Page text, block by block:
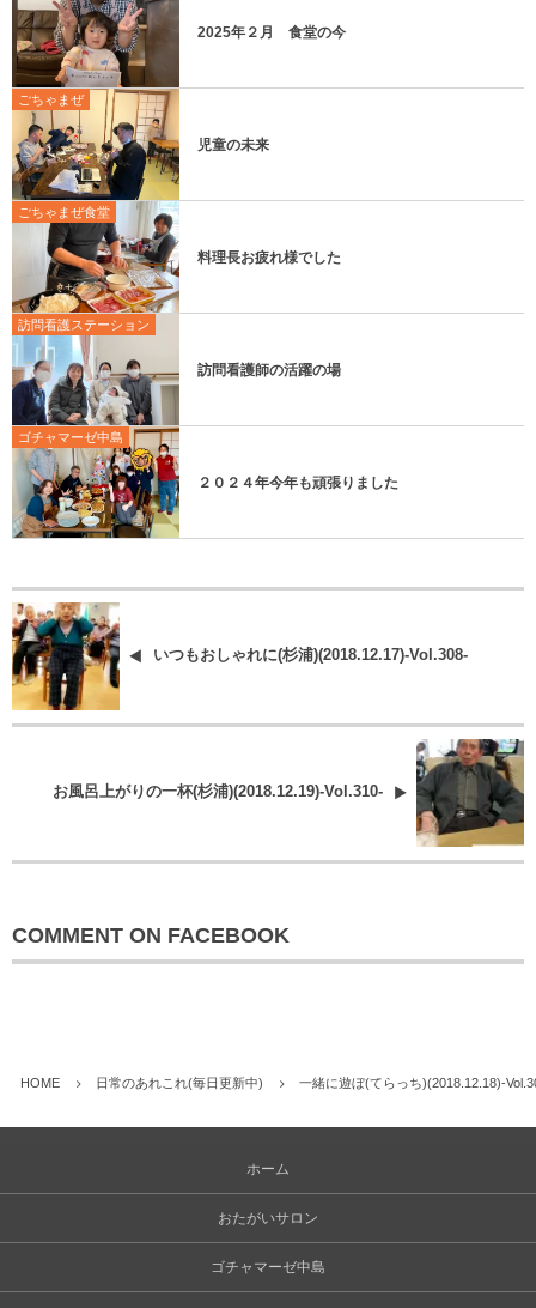
2025年２月 食堂の今
ごちゃまぜ
児童の未来
ごちゃまぜ食堂
料理長お疲れ様でした
訪問看護ステーション
訪問看護師の活躍の場
ゴチャマーゼ中島
２０２４年今年も頑張りました
いつもおしゃれに(杉浦)(2018.12.17)-Vol.308-
お風呂上がりの一杯(杉浦)(2018.12.19)-Vol.310-
COMMENT ON FACEBOOK
HOME 日常のあれこれ(毎日更新中) 一緒に遊ぼ(てらっち)(2018.12.18)-
ホーム
おたがいサロン
ゴチャマーゼ中島